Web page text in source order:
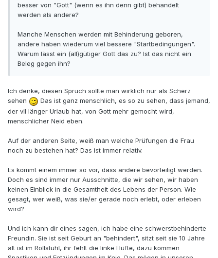
besser von "Gott" (wenn es ihn denn gibt) behandelt
werden als andere?
Manche Menschen werden mit Behinderung geboren,
andere haben wiederum viel bessere "Startbedingungen".
Warum lässt ein (all)gütiger Gott das zu? Ist das nicht ein
Beleg gegen ihn?
Ich denke, diesen Spruch sollte man wirklich nur als Scherz
sehen
Das ist ganz menschlich, es so zu sehen, dass jemand,
der vll länger Urlaub hat, von Gott mehr gemocht wird,
menschlicher Neid eben.
Auf der anderen Seite, weiß man welche Prüfungen die Frau
noch zu bestehen hat? Das ist immer relativ.
Es kommt einem immer so vor, dass andere bevorteiligt werden.
Doch es sind immer nur Ausschnitte, die wir sehen, wir haben
keinen Einblick in die Gesamtheit des Lebens der Person. Wie
gesagt, wer weiß, was sie/er gerade noch erlebt, oder erleben
wird?
Und ich kann dir eines sagen, ich habe eine schwerstbehinderte
Freundin. Sie ist seit Geburt an "behindert", sitzt seit sie 10 Jahre
alt ist im Rollstuhl, ihr fehlt die linke Hüfte, dazu kommen